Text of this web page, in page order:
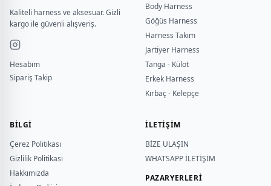
Kaliteli harness ve aksesuar. Gizli
kargo ile güvenli alışveriş.
Hesabım
Sipariş Takip
Body Harness
Göğüs Harness
Harness Takım
Jartiyer Harness
Tanga - Külot
Erkek Harness
Kırbaç - Kelepçe
BILGI
Çerez Politikası
Gizlilik Politikası
Hakkımızda
İLETİŞİM
BİZE ULAŞIN
WHATSAPP İLETİŞİM
PAZARYERLERİ